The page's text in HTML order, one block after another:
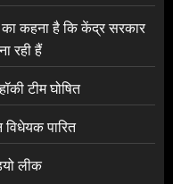
कहना है कि केंद्र सरकार
रही हैं
टीम घोषित
पारित
लीक